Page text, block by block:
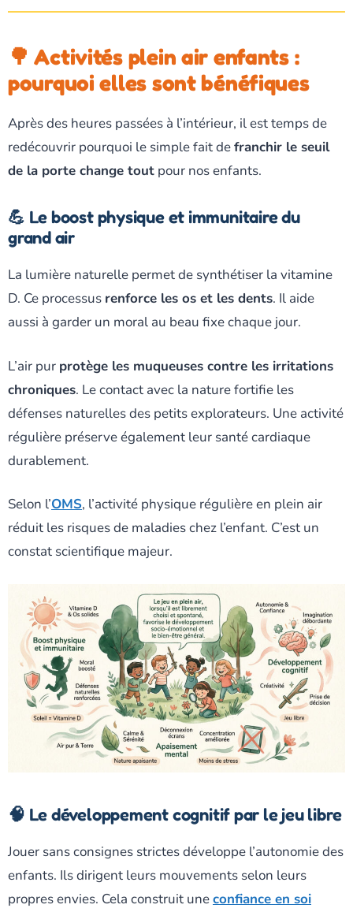
🌳 Activités plein air enfants :
pourquoi elles sont bénéfiques
Après des heures passées à l’intérieur, il est temps de
redécouvrir pourquoi le simple fait defranchir le seuil
de la porte change tout pour nos enfants.
💪 Le boost physique et immunitaire du
grand air
La lumière naturelle permet de synthétiser la vitamine
D. Ce processus renforce les os et les dents. Il aide
aussi à garder un moral au beau fixe chaque jour.
L’air pur protège les muqueuses contre les irritations
chroniques. Le contact avec la nature fortifie les
défenses naturelles des petits explorateurs. Une activité
régulière préserve également leur santé cardiaque
durablement.
Selon l’OMS, l’activité physique régulière en plein air
réduit les risques de maladies chez l’enfant. C’est un
constat scientifique majeur.
🧠 Le développement cognitif par le jeu libre
Jouer sans consignes strictes développe l’autonomie des
enfants. Ils dirigent leurs mouvements selon leurs
propres envies. Cela construit uneconfiance en soi